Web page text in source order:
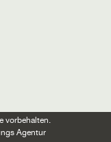
vorbehalten.
Agentur